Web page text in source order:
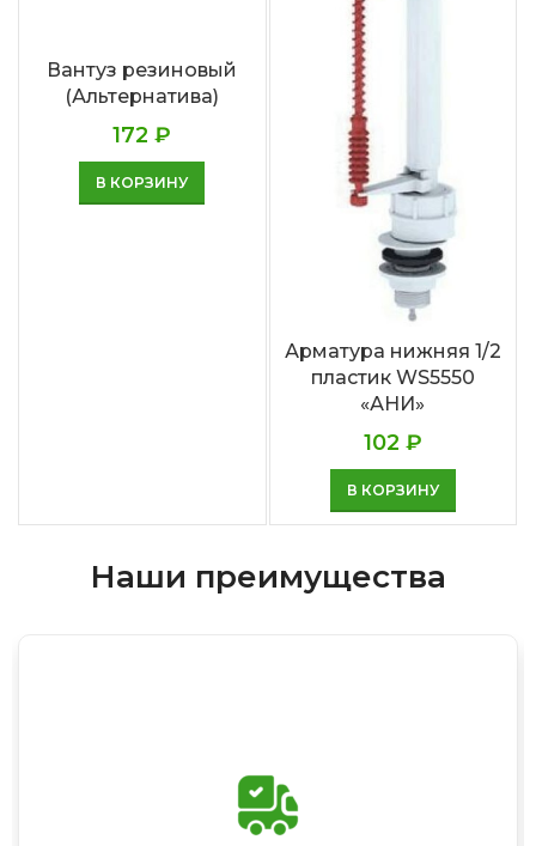
Вантуз резиновый
(Альтернатива)
172₽
В КОРЗИНУ
Арматура нижняя 1/2
пластик WS5550
«АНИ»
102 ₽
В КОРЗИНУ
Наши преимущества